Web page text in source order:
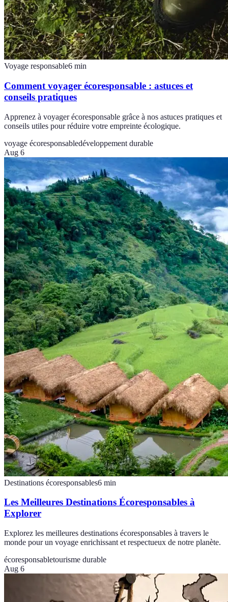
Voyage responsable6 min
Comment voyager écoresponsable : astuces et
conseils pratiques
Apprenez à voyager écoresponsable grâce à nos astuces pratiques et
conseils utiles pour réduire votre empreinte écologique.
voyage écoresponsabledéveloppement durable
Aug 6
Destinations écoresponsables6 min
Les Meilleures Destinations Écoresponsables à
Explorer
Explorez les meilleures destinations écoresponsables à travers le
monde pour un voyage enrichissant et respectueux de notre planète.
écoresponsabletourisme durable
Aug 6